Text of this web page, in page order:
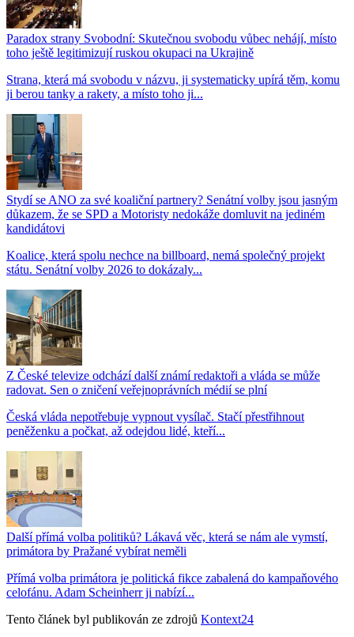
Paradox strany Svobodní: Skutečnou svobodu vůbec nehájí, místo
toho ještě legitimizují ruskou okupaci na Ukrajině
Strana, která má svobodu v názvu, ji systematicky upírá těm, komu
ji berou tanky a rakety, a místo toho ji...
Stydí se ANO za své koaliční partnery? Senátní volby jsou jasným
důkazem, že se SPD a Motoristy nedokáže domluvit na jediném
kandidátovi
Koalice, která spolu nechce na billboard, nemá společný projekt
státu. Senátní volby 2026 to dokázaly...
Z České televize odchází další známí redaktoři a vláda se může
radovat. Sen o zničení veřejnoprávních médií se plní
Česká vláda nepotřebuje vypnout vysílač. Stačí přestřihnout
peněženku a počkat, až odejdou lidé, kteří...
Další přímá volba politiků? Lákavá věc, která se nám ale vymstí,
primátora by Pražané vybírat neměli
Přímá volba primátora je politická fikce zabalená do kampaňového
celofánu. Adam Scheinherr ji nabízí...
Tento článek byl publikován ze zdrojů Kontext24